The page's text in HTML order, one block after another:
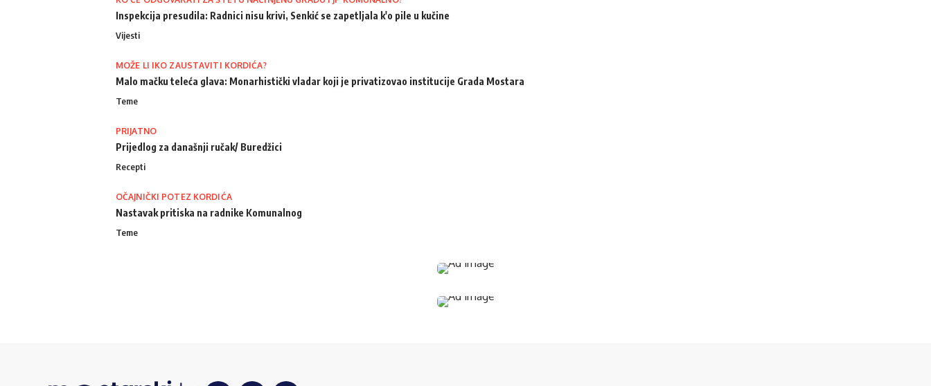
Inspekcija presudila: Radnici nisu krivi, Senkić se zapetljala k'o pile u kučine
Vijesti
MOŽE LI IKO ZAUSTAVITI KORDIĆA?
Malo mačku teleća glava: Monarhistički vladar koji je privatizovao institucije Grada Mostara
Teme
PRIJATNO
Prijedlog za današnji ručak/ Buredžici
Recepti
OČAJNIČKI POTEZ KORDIĆA
Nastavak pritiska na radnike Komunalnog
Teme